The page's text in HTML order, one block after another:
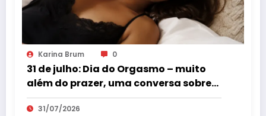
Karina Brum 0
31 de julho: Dia do Orgasmo – muito
além do prazer, uma conversa sobre
saúde feminina
31/07/2026